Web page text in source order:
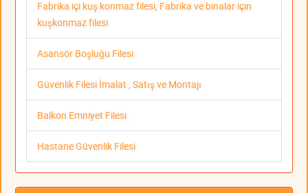
Fabrika içi kuş konmaz filesi, Fabrika ve binalar için
kuşkonmaz filesi
Asansör Boşluğu Filesi
Güvenlik Filesi İmalat , Satış ve Montajı
Balkon Emniyet Filesi
Hastane Güvenlik Filesi